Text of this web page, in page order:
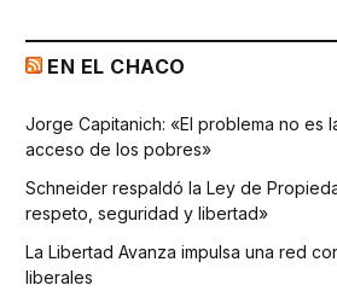
EN EL CHACO
Jorge Capitanich: «El problema no es
acceso de los pobres»
Schneider respaldó la Ley de
respeto, seguridad y libertad»
La Libertad Avanza impulsa una red
liberales